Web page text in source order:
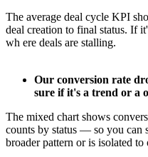
The average deal cycle KPI
deal creation to final status. If
wh ere deals are stalling.
Our conversion rate
sure if it's a trend or a
The mixed chart shows
counts by status — so you can
broader pattern or is isolated to